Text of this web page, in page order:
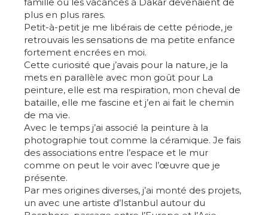
famille où les vacances à Dakar devenaient de
plus en plus rares.
Petit-à-petit je me libérais de cette période, je
retrouvais les sensations de ma petite enfance
fortement encrées en moi.
Cette curiosité que j’avais pour la nature, je la
mets en parallèle avec mon goût pour La
peinture, elle est ma respiration, mon cheval de
bataille, elle me fascine et j’en ai fait le chemin
de ma vie.
Avec le temps j’ai associé la peinture à la
photographie tout comme la céramique. Je fais
des associations entre l’espace et le mur
comme on peut le voir avec l’œuvre que je
présente.
Par mes origines diverses, j’ai monté des projets,
un avec une artiste d’Istanbul autour du